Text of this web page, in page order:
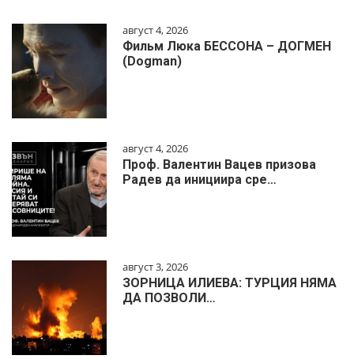
август 4, 2026
Фильм Люка БЕССОНА – ДОГМЕН
(Dogman)
август 4, 2026
Проф. Валентин Вацев призова
Радев да инициира сре…
август 3, 2026
ЗОРНИЦА ИЛИЕВА: ТУРЦИЯ НЯМА
ДА ПОЗВОЛИ…